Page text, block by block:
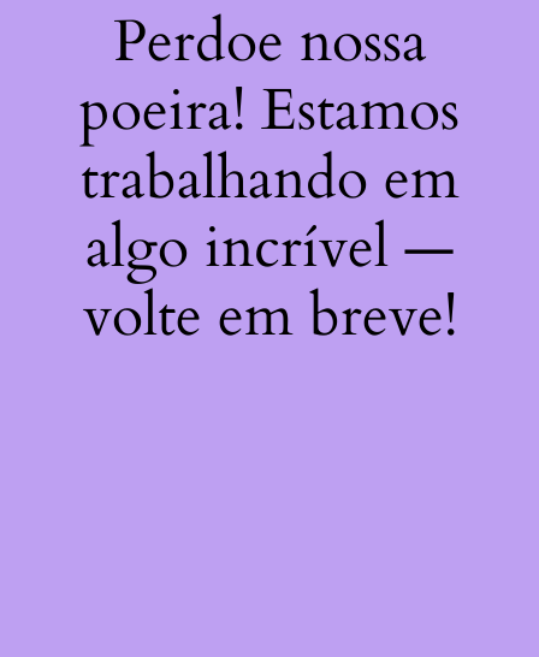
Perdoe nossa
poeira! Estamos
trabalhando em
algo incrível —
volte em breve!